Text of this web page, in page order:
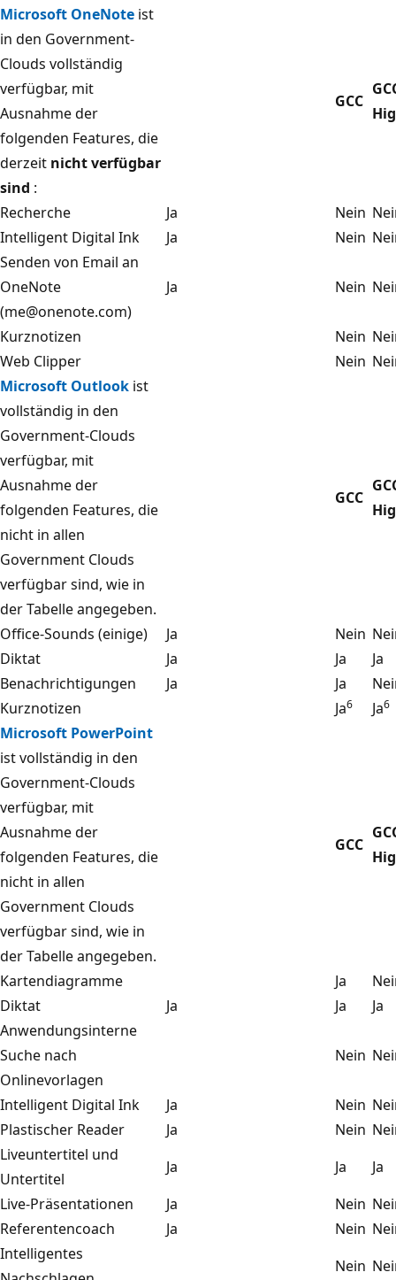
Microsoft OneNote ist
in den Government-
Clouds vollständig
verfügbar, mit
Ausnahme der
folgenden Features, die
derzeit nicht verfügbar
sind :
GCC
Recherche Ja Nein
Intelligent Digital Ink
Ja Nein
Senden von Email an
OneNote
(me@onenote.com)
Ja Nein
Kurznotizen Nein
Web Clipper
Nein
Microsoft Outlook ist
vollständig in den
Government-Clouds
verfügbar, mit
Ausnahme der
folgenden Features, die
nicht in allen
Government Clouds
verfügbar sind, wie in
der Tabelle angegeben.
GCC
Office-Sounds (einige) Ja Nein
Diktat
Ja Ja
Ja
Benachrichtigungen
Ja Ja
Kurznotizen
Ja6 Ja6
Microsoft PowerPoint
ist vollständig in den
Government-Clouds
verfügbar, mit
Ausnahme der
folgenden Features, die
nicht in allen
Government Clouds
verfügbar sind, wie in
der Tabelle angegeben.
GCC
Kartendiagramme Ja
Diktat
Ja Ja
Ja
Anwendungsinterne
Suche nach
Onlinevorlagen
Nein
Intelligent Digital Ink Ja Nein
Plastischer Reader
Ja Nein
Liveuntertitel und
Untertitel
Ja Ja
Ja
Live-Präsentationen
Ja Nein
Referentencoach
Ja Nein
Intelligentes
Nein